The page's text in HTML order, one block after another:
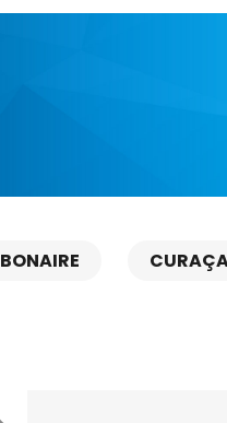
BONAIRE